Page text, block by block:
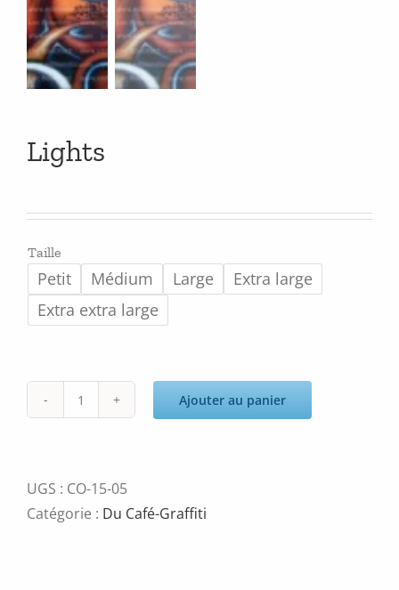
Lights
Taille
Petit Médium Large
Extra large
Extra extra large
quantité
Ajouter au panier
UGS : CO-15-05
Catégorie : Du Café-Graffiti